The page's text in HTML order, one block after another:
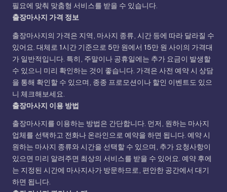
필요에 맞춰 맞춤형 서비스를 받을 수 있습니다.
출장마사지 가격 정보
출장마사지의 가격은 지역, 마사지 종류, 시간 등에 따라 달라질 수
있어요. 대체로 1시간 기준으로 5만 원에서 15만 원 사이의 가격대
가 일반적입니다. 특히, 주말이나 공휴일에는 추가 요금이 발생할
수 있으니 미리 확인하는 것이 좋습니다. 가격은 사전 예약 시 상담
을 통해 확인할 수 있으며, 종종 프로모션이나 할인 이벤트도 있으
니 체크해보세요.
출장마사지 이용 방법
출장마사지를 이용하는 방법은 간단합니다. 먼저, 원하는 마사지
업체를 선택하고 전화나 온라인으로 예약을 하면 됩니다. 예약 시
원하는 마사지 종류와 시간을 선택할 수 있으며, 추가 요청사항이
있으면 미리 알려주면 최상의 서비스를 받을 수 있어요. 예약 후에
는 지정된 시간에 마사지사가 방문하므로, 편안한 공간에서 대기
하면 됩니다.